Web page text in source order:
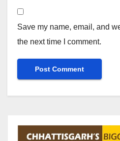
Save my name, email, and
the next time I comment.